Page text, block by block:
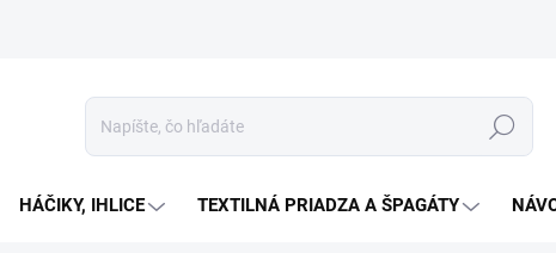
Hľadať
HÁČIKY, IHLICE TEXTILNÁ PRIADZA A ŠPAGÁTY